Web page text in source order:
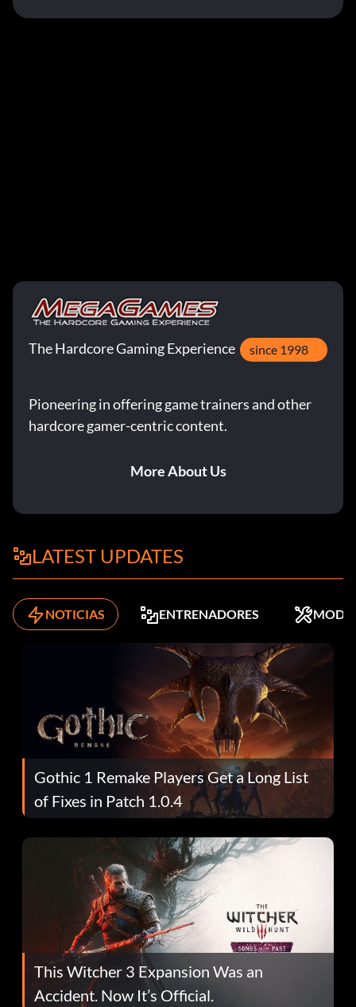
The Hardcore Gaming Experience since 1998
Pioneering in offering game trainers and other
hardcore gamer-centric content.
More About Us
LATEST UPDATES
NOTICIAS ENTRENADORES MODS
Gothic 1 Remake Players Get a Long List
of Fixes in Patch 1.0.4
This Witcher 3 Expansion Was an
Accident. Now It’s Official.